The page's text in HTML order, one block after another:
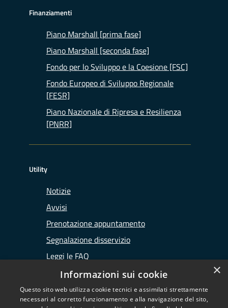
Finanziamenti
Piano Marshall [prima fase]
Piano Marshall [seconda fase]
Fondo per lo Sviluppo e la Coesione [FSC]
Fondo Europeo di Sviluppo Regionale
[FESR]
Piano Nazionale di Ripresa e Resilienza
[PNRR]
Utility
Notizie
Avvisi
Prenotazione appuntamento
Segnalazione disservizio
Leggi le FAQ
Richiesta assistenza
×
Informazioni sui cookie
Questo sito web utilizza cookie tecnici e assimilati strettamente
necessari al corretto funzionamento e alla navigazione del sito,